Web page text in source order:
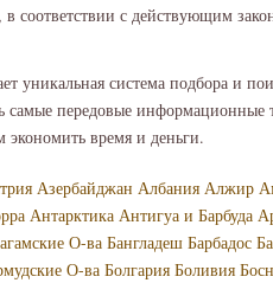
соответствии с действующим
уникальная система подбора и
самые передовые информационные
время и деньги.
Азербайджан Албания Алжир
Антарктика Антигуа и Барбуда
О-ва Бангладеш Барбадос
О-ва Болгария Боливия